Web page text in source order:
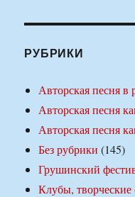
РУБРИКИ
Авторская песня в
Авторская песня
Авторская песня
Без рубрики (145)
Грушинский
Клубы,